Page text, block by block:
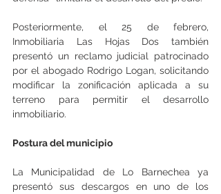
Posteriormente, el 25 de febrero,
Inmobiliaria Las Hojas Dos también
presentó un reclamo judicial patrocinado
por el abogado Rodrigo Logan, solicitando
modificar la zonificación aplicada a su
terreno para permitir el desarrollo
inmobiliario.
Postura del municipio
La Municipalidad de Lo Barnechea ya
presentó sus descargos en uno de los